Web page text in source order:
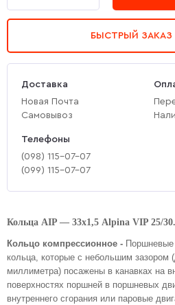
БЫСТРЫЙ ЗАКАЗ
Доставка
Новая Почта
Самовывоз
Телефоны
(‎098) 115-07-07
(‎099) 115-07-07
Кольца AIP ― 33х1,5 Alpina VIP 25/
Кольцо компрессионное - Поршневые
кольца, которые с небольшим зазором
миллиметра) посажены в канавках на
поверхностях поршней в поршневых
внутреннего сгорания или паровые